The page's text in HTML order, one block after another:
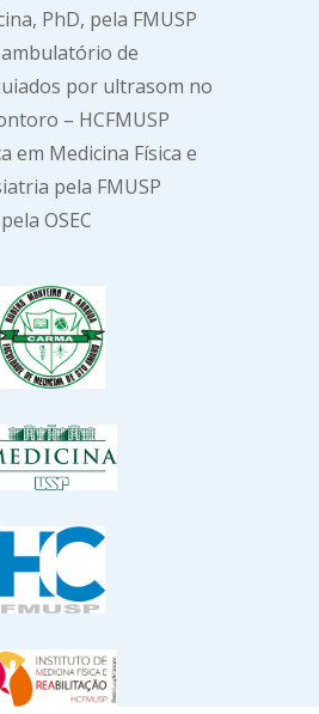
PhD, pela FMUSP
de
por ultrasom no
– HCFMUSP
em Medicina Física e
pela FMUSP
OSEC